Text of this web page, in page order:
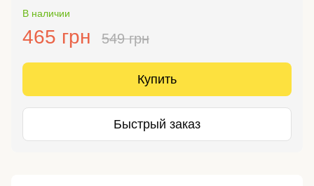
В наличии
465 грн 549 грн
Купить
Быстрый заказ